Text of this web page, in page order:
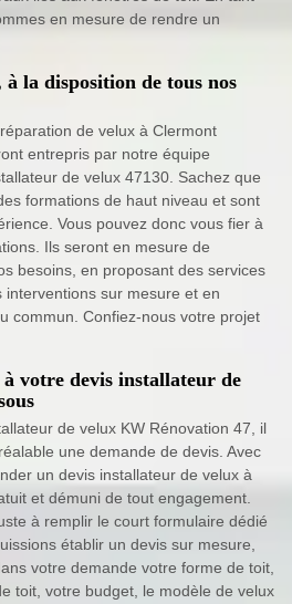
en mesure de rendre un
la disposition de tous nos
de velux à Clermont
entrepris par notre équipe
de velux 47130. Sachez que
formations de haut niveau et sont
Vous pouvez donc vous fier à
Ils seront en mesure de
besoins, en proposant des services
sur mesure et en
commun. Confiez-nous votre projet
votre devis installateur de
de velux KW Rénovation 47, il
une demande de devis. Avec
un devis installateur de velux à
et démuni de tout engagement.
à remplir le court formulaire dédié
établir un devis sur mesure,
votre demande votre forme de toit,
toit, votre budget, le modèle de velux